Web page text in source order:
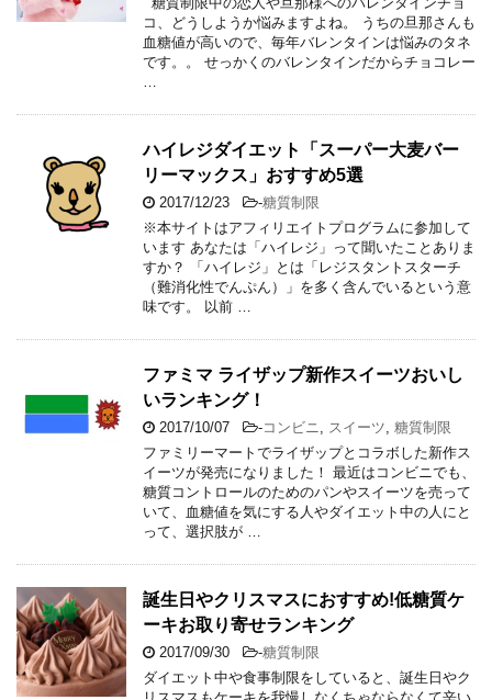
コ、どうしようか悩みますよね。 うちの旦那さんも
血糖値が高いので、毎年バレンタインは悩みのタネ
です。。 せっかくのバレンタインだからチョコレー
ハイレジダイエット「スーパー大麦バー
リーマックス」おすすめ5選
2017/12/23 -糖質制限
※本サイトはアフィリエイトプログラムに参加して
います あなたは「ハイレジ」って聞いたことありま
すか？ 「ハイレジ」とは「レジスタントスターチ
（難消化性でんぷん）」を多く含んでいるという意
味です。 以前 …
ファミマ ライザップ新作スイーツおいし
いランキング！
2017/10/07 -コンビニ スイーツ 糖質制限
ファミリーマートでライザップとコラボした新作ス
イーツが発売になりました！ 最近はコンビニでも、
糖質コントロールのためのパンやスイーツを売って
いて、血糖値を気にする人やダイエット中の人にと
って、選択肢が …
誕生日やクリスマスにおすすめ!低糖質ケ
ーキお取り寄せランキング
2017/09/30 -糖質制限
ダイエット中や食事制限をしていると、誕生日やク